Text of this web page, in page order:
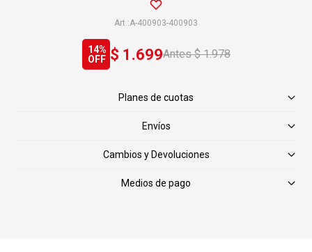
A-400903-400903
$ 1.699 $ 1.978
14
Planes de cuotas
Envíos
Cambios y Devoluciones
Medios de pago